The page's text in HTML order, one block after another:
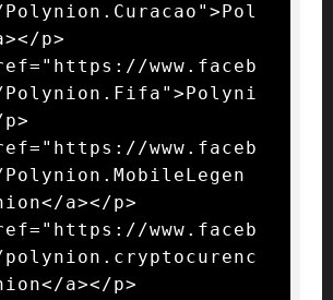
Polynion.Curacao">Pol
p>
www.faceb
Polynion.Fifa">Polyni
www.faceb
Polynion.MobileLegen
a></p>
www.faceb
polynion.cryptocurenc
a></p>